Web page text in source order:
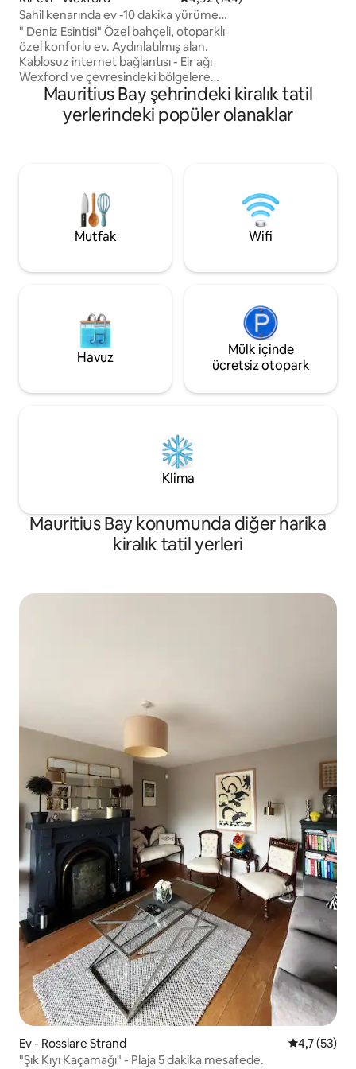
Sahil kenarında ev -10 dakika yürüme
mesafesinde
" Deniz Esintisi" Özel bahçeli, otoparklı
özel konforlu ev. Aydınlatılmış alan.
Kablosuz internet bağlantısı - Eir ağı
Wexford ve çevresindeki bölgelere
giden otobüs durağı yolun karşısında.
Plaja 10 dakika yürüme mesafesindedir.
Yakındaki döner kavşaktaki yerel
servis, kahve dükkanları, restoranlar ve
yerel olanaklar. Golf kulübü, tenis, kilise.
Oyun alanı, self servis çamaşırhane.
Kelly's Cafe & Bakery taze hamur işleri
İngiltere Fransa
Rosslare Harbour
Mauritius Bay şehrindeki kiralık tatil
yerlerindeki popüler olanaklar
Mutfak Wifi
Havuz
Mülk içinde
ücretsiz otopark
Klima
Mauritius Bay konumunda diğer harika
kiralık tatil yerleri
Ev - Rosslare Strand 54,7 (53)
"Şık Kıyı Kaçamağı" - Plaja 5 dakika mesafede.